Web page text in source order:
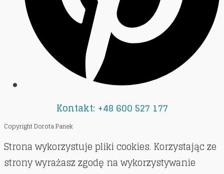
Kontakt: +48 600 527 177
Copyright Dorota Panek
Strona wykorzystuje pliki cookies. Korzystając ze
strony wyrażasz zgodę na wykorzystywanie